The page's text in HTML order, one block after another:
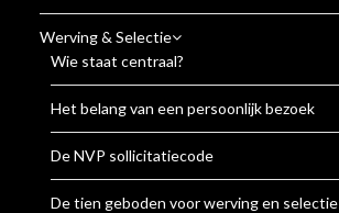
Werving & Selectie
Wie staat centraal?
Het belang van een persoonlijk bezoek
De NVP sollicitatiecode
De tien geboden voor werving en selectie